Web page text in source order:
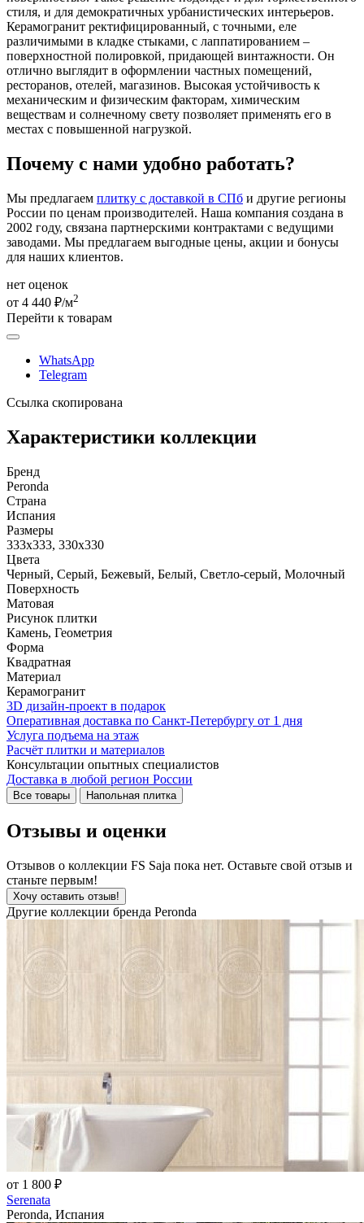
стиля, и для демократичных урбанистических интерьеров.
Керамогранит ректифицированный, с точными, еле
различимыми в кладке стыками, с лаппатированием –
поверхностной полировкой, придающей винтажности. Он
отлично выглядит в оформлении частных помещений,
ресторанов, отелей, магазинов. Высокая устойчивость к
механическим и физическим факторам, химическим
веществам и солнечному свету позволяет применять его в
местах с повышенной нагрузкой.
Почему с нами удобно работать?
Мы предлагаем плитку с доставкой в СПб и другие регионы
России по ценам производителей. Наша компания создана в
2002 году, связана партнерскими контрактами с ведущими
заводами. Мы предлагаем выгодные цены, акции и бонусы
для наших клиентов.
нет оценок
от 4 440 ₽/м2
Перейти к товарам
WhatsApp
Telegram
Ссылка скопирована
Характеристики коллекции
Бренд
Peronda
Страна
Испания
Размеры
333x333, 330x330
Цвета
Черный, Серый, Бежевый, Белый, Светло-серый, Молочный
Поверхность
Матовая
Рисунок плитки
Камень, Геометрия
Форма
Квадратная
Материал
Керамогранит
3D дизайн-проект в подарок
Оперативная доставка по Санкт-Петербургу от 1 дня
Услуга подъема на этаж
Расчёт плитки и материалов
Консультации опытных специалистов
Доставка в любой регион России
Все товары Напольная плитка
Отзывы и оценки
Отзывов о коллекции FS Saja пока нет. Оставьте свой отзыв и
станьте первым!
Хочу оставить отзыв!
Другие коллекции бренда Peronda
от 1 800 ₽
Serenata
Peronda, Испания